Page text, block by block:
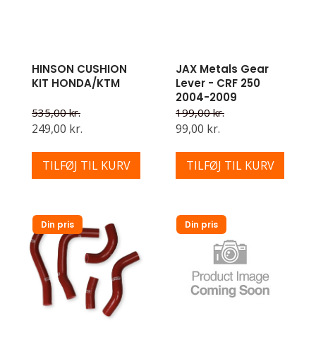
HINSON CUSHION
KIT HONDA/KTM
535,00 kr.
249,00 kr.
TILFØJ TIL KURV
JAX Metals Gear
Lever - CRF 250
2004-2009
199,00 kr.
99,00 kr.
TILFØJ TIL KURV
Din pris Din pris